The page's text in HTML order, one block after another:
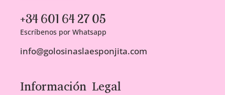
+34 601 64 27 05
Escríbenos por Whatsapp
info@golosinaslaesponjita.com
Información Legal